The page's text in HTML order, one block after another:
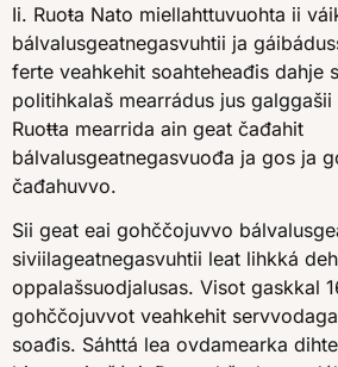
Ii. Ruoŧa Nato miellahttuvuohta ii
bálvalusgeatnegasvuhtii ja
ferte veahkehit soahteheađis dahje
politihkalaš mearrádus jus
Ruoŧŧa mearrida ain geat čađahit
bálvalusgeatnegasvuođa ja gos ja
čađahuvvo.
Sii geat eai gohččojuvvo
siviilageatnegasvuhtii leat lihkká
oppalašsuodjalusas. Visot gaskkal
gohččojuvvot veahkehit
soađis. Sáhttá lea ovdamearka